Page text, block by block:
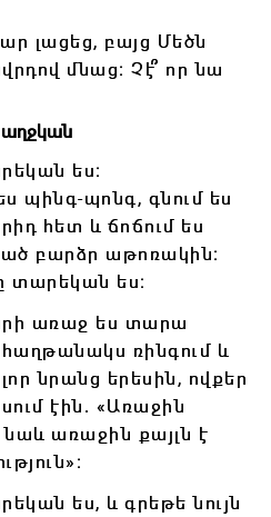
լացեց, բայց Մեծն
մնաց։ Չէ՞ որ նա
ես։
պինգ-պոնգ, գնում ես
հետ և ճոճում ես
բարձր աթոռակին։
տարեկան ես։
առաջ ես տարա
ռինգում և
նրանց երեսին, ովքեր
էին․ «Առաջին
առաջին քայլն է
ես, և գրեթե նույն